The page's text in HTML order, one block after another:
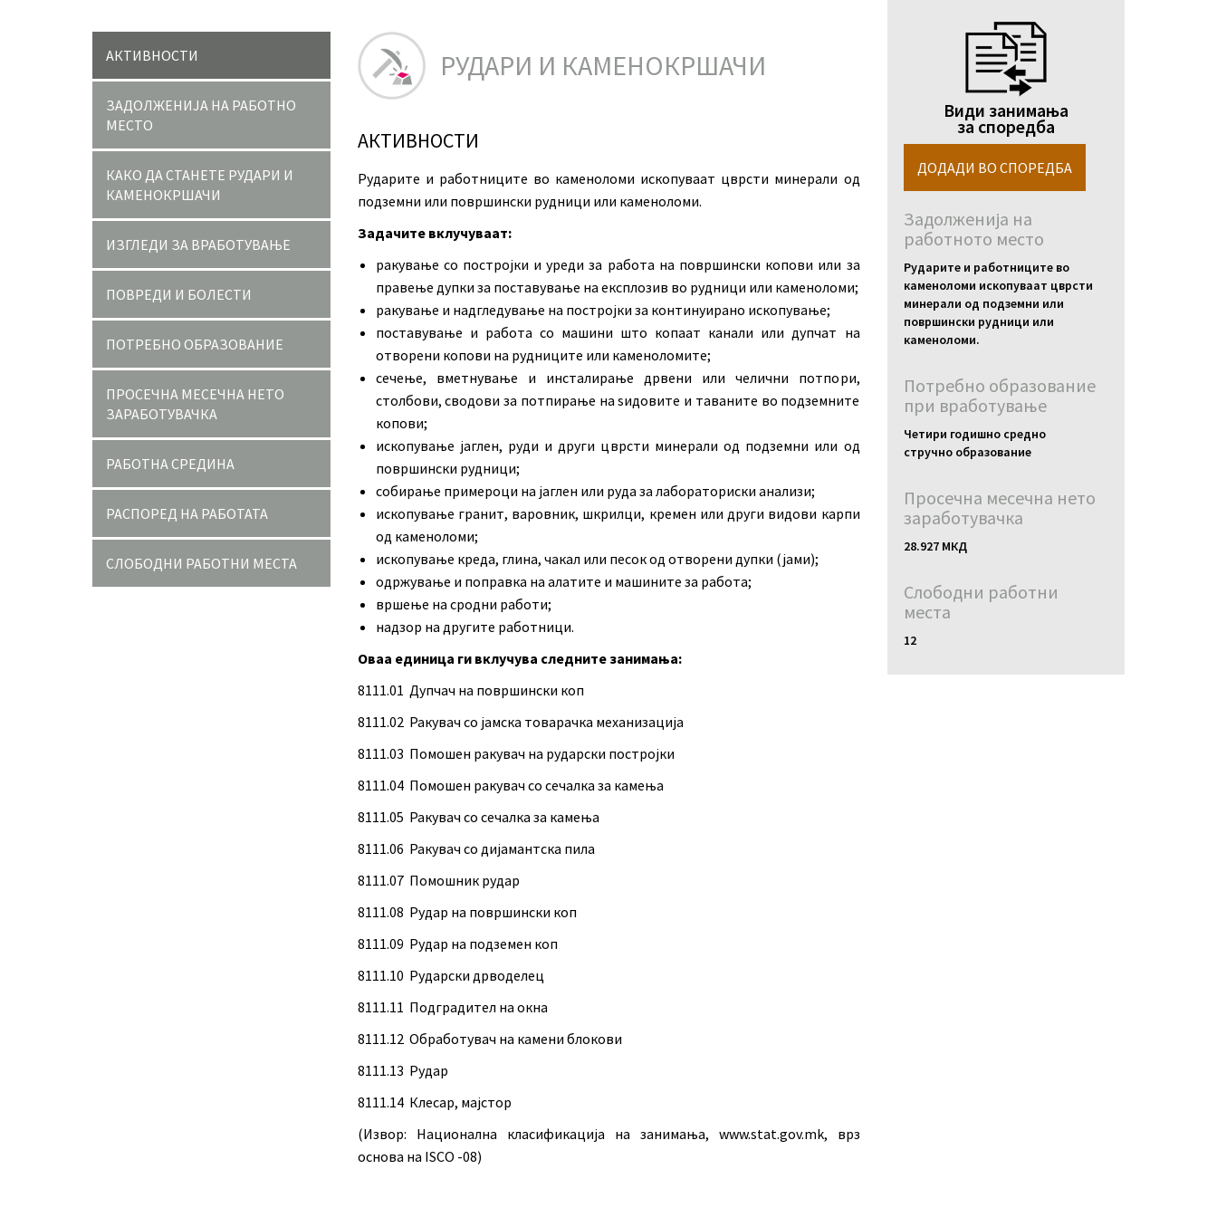
АКТИВНОСТИ
ЗАДОЛЖЕНИЈА НА РАБОТНО
МЕСТО
КАКО ДА СТАНЕТЕ РУДАРИ И
КАМЕНОКРШАЧИ
ИЗГЛЕДИ ЗА ВРАБОТУВАЊЕ
ПОВРЕДИ И БОЛЕСТИ
ПОТРЕБНО ОБРАЗОВАНИЕ
ПРОСЕЧНА МЕСЕЧНА НЕТО
ЗАРАБОТУВАЧКА
РАБОТНА СРЕДИНА
РАСПОРЕД НА РАБОТАТА
СЛОБОДНИ РАБОТНИ МЕСТА
РУДАРИ И КАМЕНОКРШАЧИ
АКТИВНОСТИ
Рударите и работниците во каменоломи ископуваат цврсти минерали од
подземни или површински рудници или каменоломи.
Задачите вклучуваат:
ракување со постројки и уреди за работа на површински копови или за
правење дупки за поставување на експлозив во рудници или каменоломи;
ракување и надгледување на постројки за континуирано ископување;
поставување и работа со машини што копаат канали или дупчат на
отворени копови на рудниците или каменоломите;
сечење, вметнување и инсталирање дрвени или челични потпори,
столбови, сводови за потпирање на ѕидовите и таваните во подземните
копови;
ископување јаглен, руди и други цврсти минерали од подземни или од
површински рудници;
собирање примероци на јаглен или руда за лабораториски анализи;
ископување гранит, варовник, шкрилци, кремен или други видови карпи
од каменоломи;
ископување креда, глина, чакал или песок од отворени дупки (јами);
одржување и поправка на алатите и машините за работа;
вршење на сродни работи;
надзор на другите работници.
Оваа единица ги вклучува следните занимања:
8111.01 Дупчач на површински коп
8111.02 Ракувач со јамска товарачка механизација
8111.03 Помошен ракувач на рударски постројки
8111.04 Помошен ракувач со сечалка за камења
8111.05 Ракувач со сечалка за камења
8111.06 Ракувач со дијамантска пила
8111.07 Помошник рудар
8111.08 Рудар на површински коп
8111.09 Рудар на подземен коп
8111.10 Рударски дрводелец
8111.11 Подградител на окна
8111.12 Обработувач на камени блокови
8111.13 Рудар
8111.14 Клесар, мајстор
(Извор: Национална класификација на занимања, www.stat.gov.mk, врз
основа на ISCO -08)
Види занимања
за споредба
Задолженија на
работното место
Рударите и работниците во
каменоломи ископуваат цврсти
минерали од подземни или
површински рудници или
каменоломи.
Потребно образование
при вработување
Четири годишно средно
стручно образование
Просечна месечна нето
заработувачка
28.927 МКД
Слободни работни
местa
12